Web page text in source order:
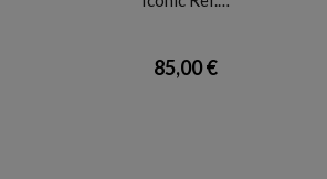
85,00 €